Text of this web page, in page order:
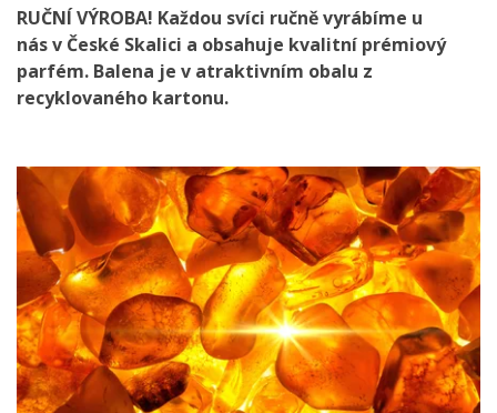
RUČNÍ VÝROBA! Každou svíci ručně vyrábíme u
násv České Skalici a obsahuje kvalitní prémiový
parfém. Balena je v atraktivním obalu z
recyklovaného kartonu.